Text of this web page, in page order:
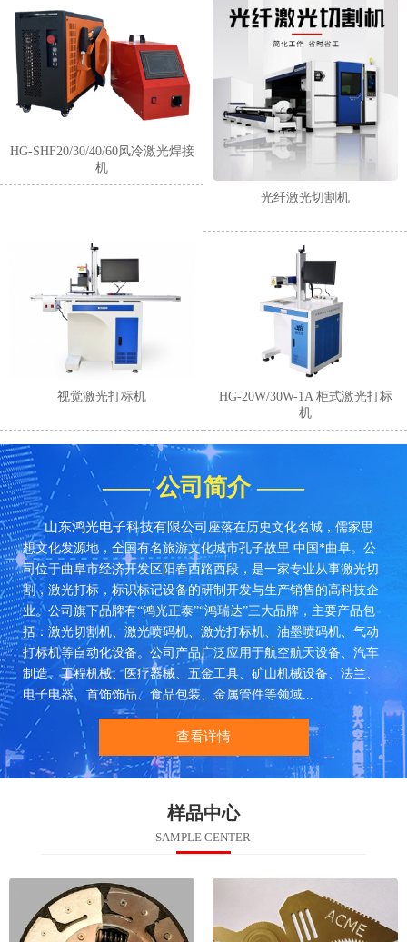
HG-SHF20/30/40/60风冷激光焊接
机
光纤激光切割机
视觉激光打标机
HG-20W/30W-1A 柜式激光打标
机
—— 公司简介 ——
山东鸿光电子科技有限公司 座落在历史文化名城，儒家思
想文化发源地，全国有名旅游文化城市孔子故里 中国*曲阜。公
司位于曲阜市经济开发区阳春西路西段，是一家专业从事激光切
割，激光打标，标识标记设备的研制开发与生产销售的高科技企
业。公司旗下品牌有“鸿光正泰”“鸿瑞达”三大品牌，主要产品包
括：激光切割机、激光喷码机、激光打标机、油墨喷码机、气动
打标机等自动化设备。公司产品广泛应用于航空航天设备、汽车
制造、工程机械、医疗器械、五金工具、矿山机械设备、法兰、
电子电器、首饰饰品、食品包装、金属管件等领域...
查看详情
样品中心
SAMPLE CENTER